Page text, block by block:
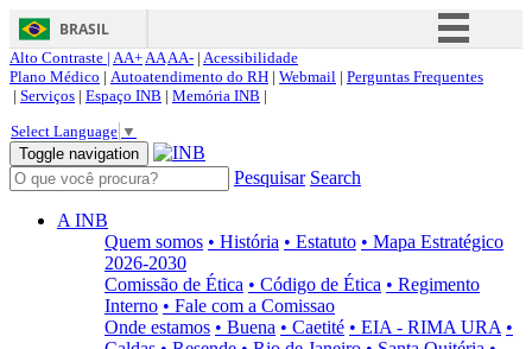
BRASIL
Simplifique!
Acesso à informação
Canais
Alto Contraste | AA+AAAA- | Acessibilidade
Plano Médico | Autoatendimento do RH | Webmail | Perguntas Frequentes
| Serviços | Espaço INB | Memória INB |
Select Language ▼
Toggle navigation
Pesquisar Search
A INB
Quem somos • História • Estatuto • Mapa Estratégico
2026-2030
Comissão de Ética • Código de Ética • Regimento
Interno • Fale com a Comissao
Onde estamos • Buena • Caetité • EIA - RIMA URA •